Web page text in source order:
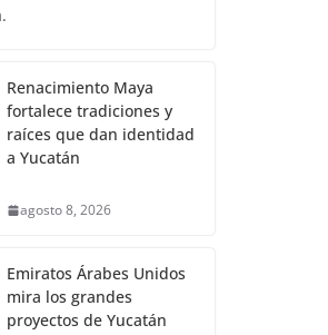
Renacimiento Maya
fortalece tradiciones y
raíces que dan identidad
a Yucatán
agosto 8, 2026
Emiratos Árabes Unidos
mira los grandes
proyectos de Yucatán